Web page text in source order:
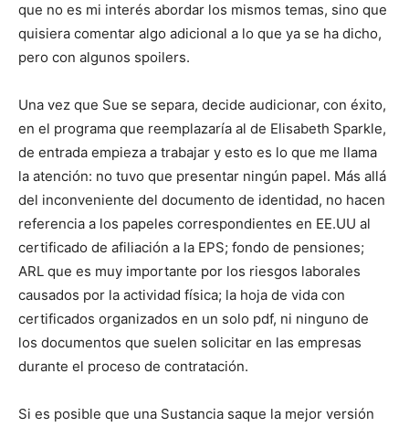
que no es mi interés abordar los mismos temas, sino que
quisiera comentar algo adicional a lo que ya se ha dicho,
pero con algunos spoilers.
Una vez que Sue se separa, decide audicionar, con éxito,
en el programa que reemplazaría al de Elisabeth Sparkle,
de entrada empieza a trabajar y esto es lo que me llama
la atención: no tuvo que presentar ningún papel. Más allá
del inconveniente del documento de identidad, no hacen
referencia a los papeles correspondientes en EE.UU al
certificado de afiliación a la EPS; fondo de pensiones;
ARL que es muy importante por los riesgos laborales
causados por la actividad física; la hoja de vida con
certificados organizados en un solo pdf, ni ninguno de
los documentos que suelen solicitar en las empresas
durante el proceso de contratación.
Si es posible que una Sustancia saque la mejor versión